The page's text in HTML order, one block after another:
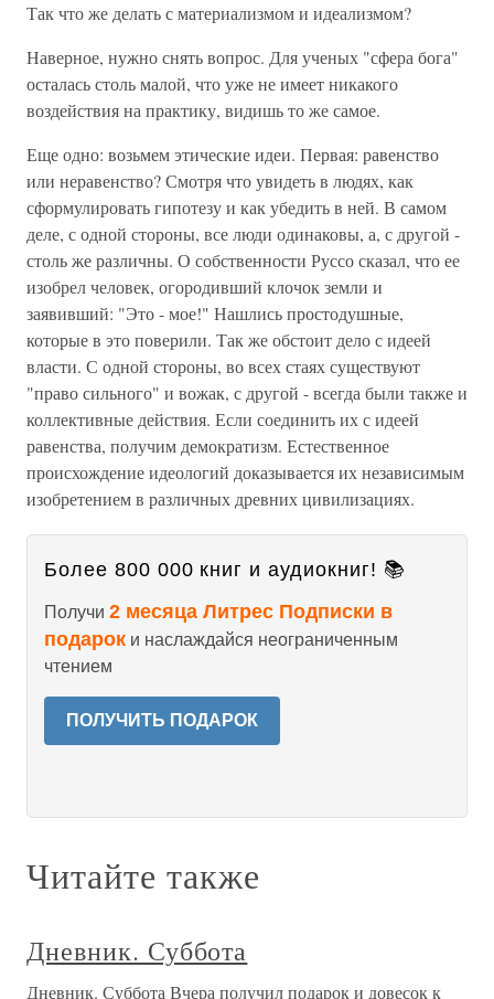
Так что же делать с материализмом и идеализмом?
Наверное, нужно снять вопрос. Для ученых "сфера бога"
осталась столь малой, что уже не имеет никакого
воздействия на практику, видишь то же самое.
Еще одно: возьмем этические идеи. Первая: равенство
или неравенство? Смотря что увидеть в людях, как
сформулировать гипотезу и как убедить в ней. В самом
деле, с одной стороны, все люди одинаковы, а, с другой -
столь же различны. О собственности Руссо сказал, что ее
изобрел человек, огородивший клочок земли и
заявивший: "Это - мое!" Нашлись простодушные,
которые в это поверили. Так же обстоит дело с идеей
власти. С одной стороны, во всех стаях существуют
"право сильного" и вожак, с другой - всегда были также и
коллективные действия. Если соединить их с идеей
равенства, получим демократизм. Естественное
происхождение идеологий доказывается их независимым
изобретением в различных древних цивилизациях.
Более 800 000 книг и аудиокниг! 📚
Получи 2 месяца Литрес Подписки в
подарок и наслаждайся неограниченным
чтением
ПОЛУЧИТЬ ПОДАРОК
Читайте также
Дневник. Суббота
Дневник. Суббота Вчера получил подарок и довесок к